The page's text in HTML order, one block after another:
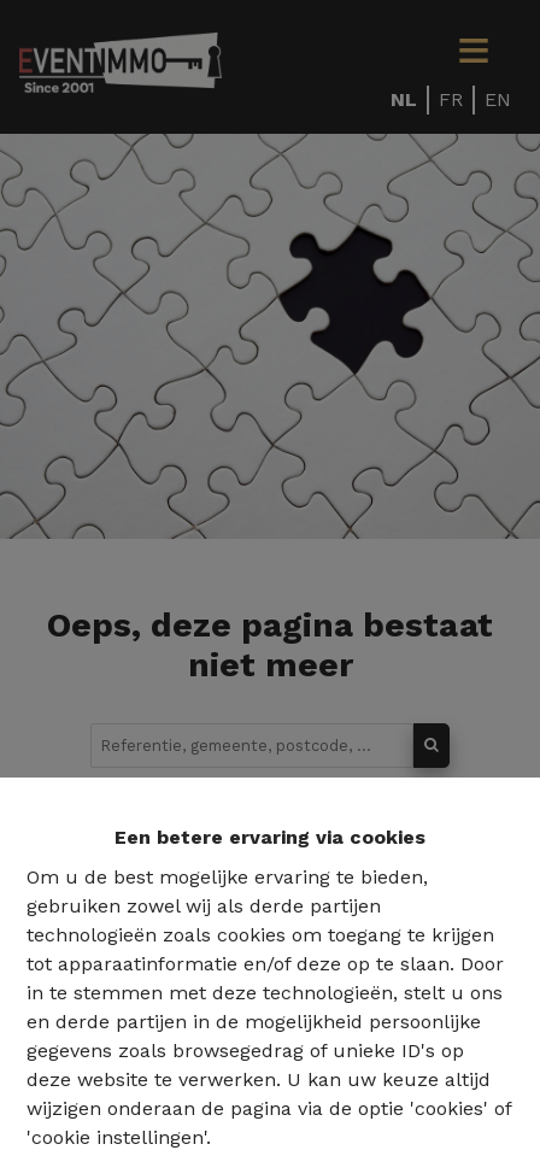
Een betere ervaring via cookies
Om u de best mogelijke ervaring te bieden,
gebruiken zowel wij als derde partijen
technologieën zoals cookies om toegang te krijgen
tot apparaatinformatie en/of deze op te slaan. Door
in te stemmen met deze technologieën, stelt u ons
en derde partijen in de mogelijkheid persoonlijke
gegevens zoals browsegedrag of unieke ID's op
deze website te verwerken. U kan uw keuze altijd
wijzigen onderaan de pagina via de optie 'cookies' of
'cookie instellingen'.
NL FR EN
Oeps, deze pagina bestaat
niet meer
02 735 18 38